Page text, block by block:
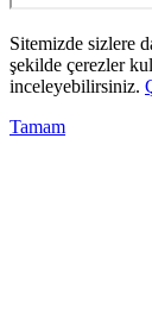
Sitemizde sizlere
şekilde çerezler
inceleyebilirsiniz.
Tamam